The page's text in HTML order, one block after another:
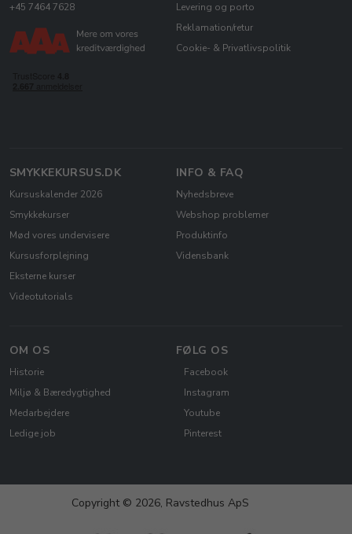
+45 7464 7628
Levering og porto
Reklamation/retur
Cookie- & Privatlivspolitik
SMYKKEKURSUS.DK
Kursuskalender 2026
Smykkekurser
Mød vores undervisere
Kursusforplejning
Eksterne kurser
Videotutorials
INFO & FAQ
Nyhedsbreve
Webshop problemer
Produktinfo
Vidensbank
OM OS
Historie
Miljø & Bæredygtighed
Medarbejdere
Ledige job
FØLG OS
Facebook
Instagram
Youtube
Pinterest
Copyright © 2026, Ravstedhus ApS